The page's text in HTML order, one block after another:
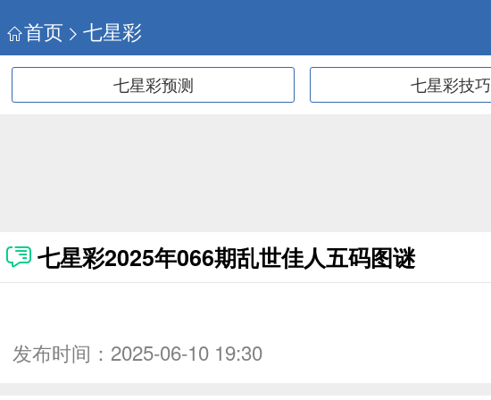
首页 七星彩
七星彩预测 七星彩技巧
七星彩2025年066期乱世佳人五码图谜
发布时间： 2025-06-10 19:30